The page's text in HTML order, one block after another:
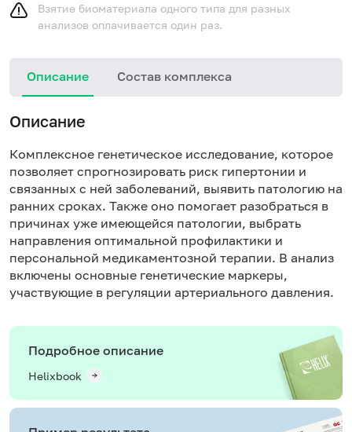
Взятие биоматериала одного типа для разных
анализов оплачивается один раз.
Описание Состав комплекса
Описание
Комплексное генетическое исследование, которое
позволяет спрогнозировать риск гипертонии и
связанных с ней заболеваний, выявить патологию на
ранних сроках. Также оно помогает разобраться в
причинах уже имеющейся патологии, выбрать
направления оптимальной профилактики и
персональной медикаментозной терапии. В анализ
включены основные генетические маркеры,
участвующие в регуляции артериального давления.
Подробное описание
Helixbook